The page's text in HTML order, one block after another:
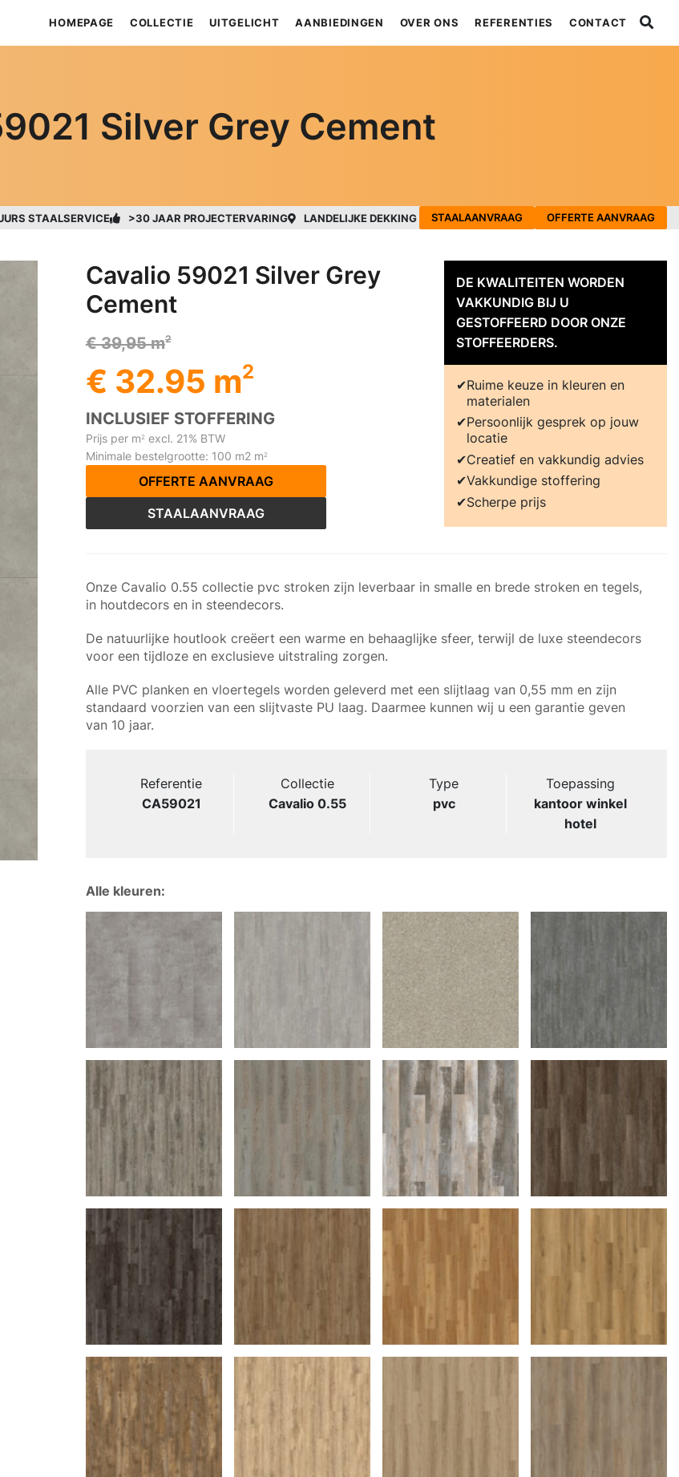
HOMEPAGE COLLECTIE UITGELICHT AANBIEDINGEN OVER ONS REFERENTIES CONTACT
Silver Grey Cement
STAALSERVICE >30 JAAR PROJECTERVARING LANDELIJKE DEKKING STAALAANVRAAG OFFERTE AANVRAAG
Cavalio 59021 Silver Grey
Cement
€ 39,95 m2
€ 32.95 m2
INCLUSIEF STOFFERING
Prijs per m2 excl. 21% BTW
Minimale bestelgrootte: 100 m2 m2
OFFERTE AANVRAAG
STAALAANVRAAG
DE KWALITEITEN WORDEN
VAKKUNDIG BIJ U
GESTOFFEERD DOOR ONZE
STOFFEERDERS.
Ruime keuze in kleuren en
materialen
Persoonlijk gesprek op jouw
locatie
Creatief en vakkundig advies
Vakkundige stoffering
Scherpe prijs
Onze Cavalio 0.55 collectie pvc stroken zijn leverbaar in smalle en brede stroken en tegels,
in houtdecors en in steendecors.
De natuurlijke houtlook creëert een warme en behaaglijke sfeer, terwijl de luxe steendecors
voor een tijdloze en exclusieve uitstraling zorgen.
Alle PVC planken en vloertegels worden geleverd met een slijtlaag van 0,55 mm en zijn
standaard voorzien van een slijtvaste PU laag. Daarmee kunnen wij u een garantie geven
van 10 jaar.
Referentie
CA59021
Collectie
Cavalio 0.55
Type
pvc
Toepassing
kantoor winkel
hotel
Alle kleuren: